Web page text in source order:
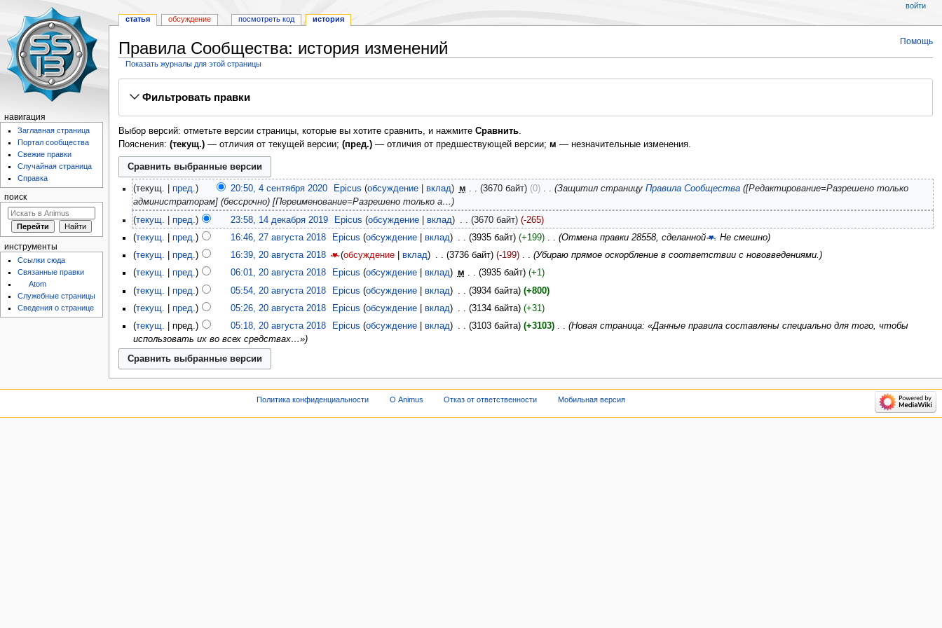
Помощь
Правила Сообщества: история изменений
Показать журналы для этой страницы
Фильтровать правки
Выбор версий: отметьте версии страницы, которые вы хотите сравнить, и нажмите Сравнить.
Пояснения: (текущ.)— отличия от текущей версии; (пред.)— отличия от предшествующей версии; м — незначительные изменения.
текущ. пред. 20:50, 4 сентября 2020‎ Epicus обсуждение вклад м 3670 байт 0 ‎ Защитил страницу Правила Сообщества([Редактирование=Разрешено только
администраторам] (бессрочно) [Переименование=Разрешено только а…
текущ.
пред. 23:58, 14 декабря 2019‎ Epicus обсуждение вклад 3670 байт
-265
текущ.
пред. 16:46, 27 августа 2018‎ Epicus обсуждение вклад 3935 байт +199 ‎ Отмена правки 28558, сделанной̴♥̴. Не смешно
текущ.
пред. 16:39, 20 августа 2018‎ ̴♥̴ обсуждение вклад 3736 байт -199 ‎
Убираю прямое оскорбление в соответствии с нововведениями.
текущ.
пред. 06:01, 20 августа 2018‎ Epicus обсуждение вклад м 3935 байт
+1
текущ.
пред. 05:54, 20 августа 2018‎ Epicus обсуждение вклад 3934 байта
+800
текущ.
пред. 05:26, 20 августа 2018‎ Epicus обсуждение вклад 3134 байта
+31
текущ.
пред. 05:18, 20 августа 2018‎ Epicus обсуждение вклад 3103 байта +3103 ‎
Новая страница: «Данные правила составлены специально для того, чтобы
использовать их во всех средствах…»
статья обсуждение посмотреть код история
войти
навигация
Заглавная страница
Портал сообщества
Свежие правки
Случайная страница
Справка
поиск
инструменты
Ссылки сюда
Связанные правки
Atom
Служебные страницы
Сведения о странице
Политика конфиденциальности О Animus Отказ от ответственности Мобильная версия